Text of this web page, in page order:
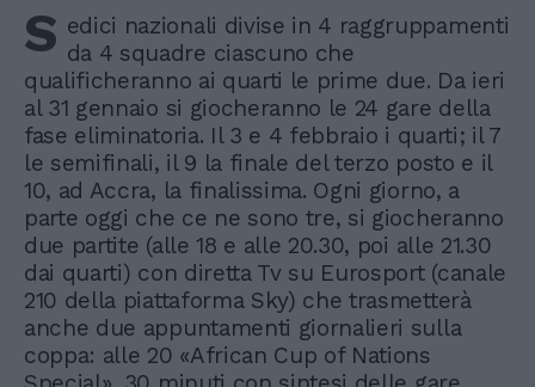
S edici nazionali divise in 4 raggruppamenti
da 4 squadre ciascuno che
qualificheranno ai quarti le prime due. Da ieri
al 31 gennaio si giocheranno le 24 gare della
fase eliminatoria. Il 3 e 4 febbraio i quarti; il 7
le semifinali, il 9 la finale del terzo posto e il
10, ad Accra, la finalissima. Ogni giorno, a
parte oggi che ce ne sono tre, si giocheranno
due partite (alle 18 e alle 20.30, poi alle 21.30
dai quarti) con diretta Tv su Eurosport (canale
210 della piattaforma Sky) che trasmetterà
anche due appuntamenti giornalieri sulla
coppa: alle 20 «African Cup of Nations